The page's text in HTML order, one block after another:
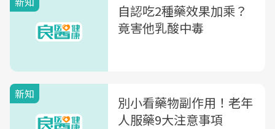
自認吃2種藥效果加乘？
竟害他乳酸中毒
新知
別小看藥物副作用！老年
人服藥9大注意事項